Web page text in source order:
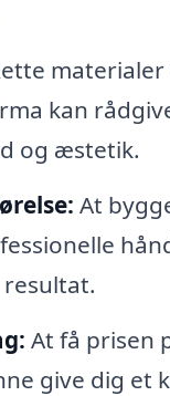
kan
og æstetik.
At
At få prisen
give dig et